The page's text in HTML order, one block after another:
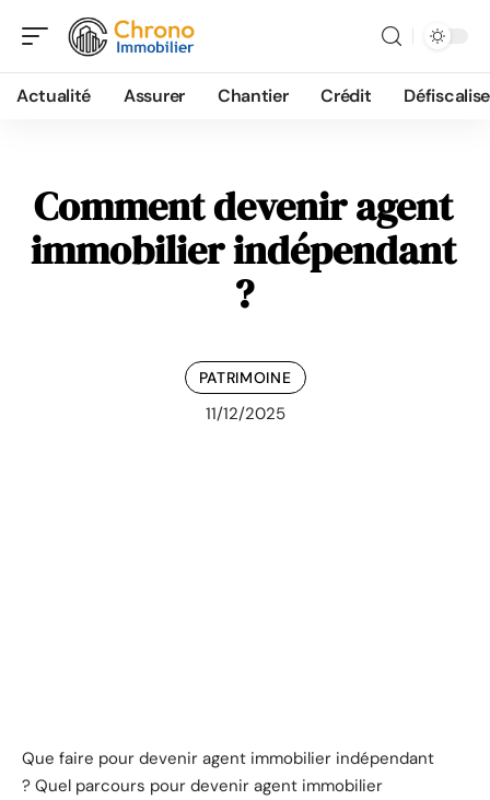
Actualité Assurer Chantier Crédit
Comment devenir agent
immobilier indépendant
?
PATRIMOINE
11/12/2025
Que faire pour devenir agent immobilier indépendant
? Quel parcours pour devenir agent immobilier